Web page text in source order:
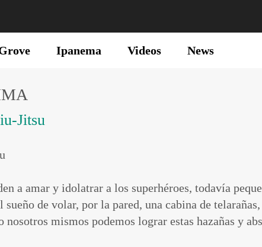
Ipanema Videos News
Jitsu
a amar y idolatrar a los superhéroes, todavía
sueño de volar, por la pared, una cabina de
nosotros mismos podemos lograr estas hazañas y